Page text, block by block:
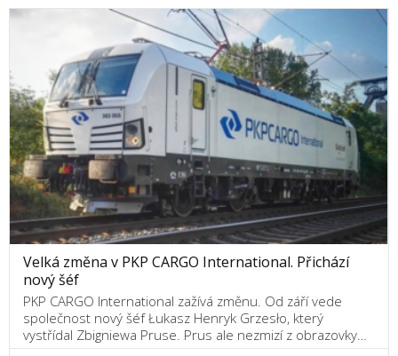
Velká změna v PKP CARGO International. Přichází
nový šéf
PKP CARGO International zažívá změnu. Od září vede
společnost nový šéf Łukasz Henryk Grzesło, který
vystřídal Zbigniewa Pruse. Prus ale nezmizí z obrazovky…